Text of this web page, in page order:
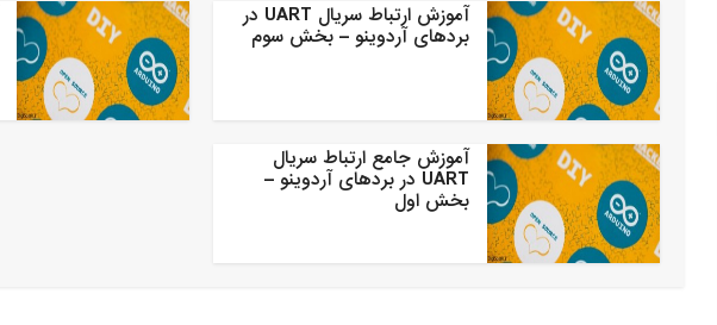
آموزش ارتباط سریال UART در
بردهای آردوینو – بخش سوم
آموزش جامع ارتباط سریال
UART در بردهای آردوینو –
بخش اول